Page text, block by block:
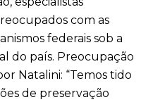
com as
federais sob a
do país. Preocupação
Natalini: “Temos tido
de preservação